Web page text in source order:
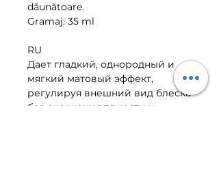
dăunătoare.
Gramaj: 35 ml
RU
Дает гладкий, однородный и
мягкий матовый эффект,
регулируя внешний вид блеска
без ощущения тяжести и